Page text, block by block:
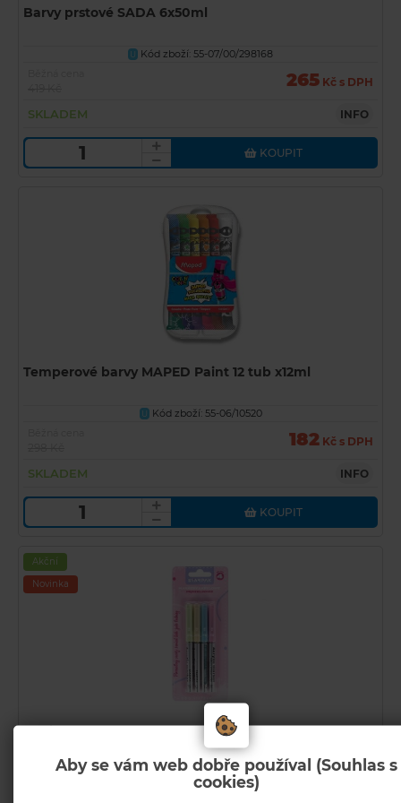
Aby se vám web dobře používal (Souhlas s
cookies)
Barvy prstové SADA 6x50ml
U
Kód zboží: 55-07/00/298168
265 Kč s DPH
SKLADEM INFO
KOUPIT
Temperové barvy MAPED Paint 12 tub x12ml
U Kód zboží: 55-06/10520
182 Kč s DPH
SKLADEM INFO
KOUPIT
Akční
Novinka
Popisovače akrylové STARPAK Pastel 4barvy, štětcový
U Kód zboží: 55-35/00/23679595